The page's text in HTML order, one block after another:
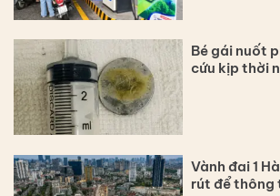
Bé gái nuốt
cứu kịp thời
Vành đai 1
rút để